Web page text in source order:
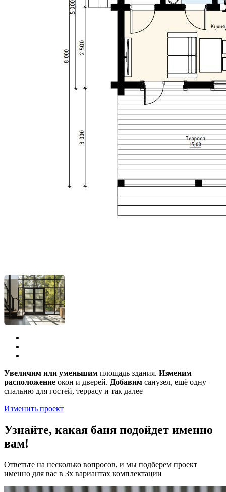
Увеличим или уменьшим площадь здания. Изменим
расположение окон и дверей. Добавим санузел, ещё одну
спальню для гостей, террасу и так далее
Изменить проект
Узнайте, какая баня подойдет именно
вам!
Ответьте на несколько вопросов, и мы подберем проект
именно для вас в 3х вариантах комплектации